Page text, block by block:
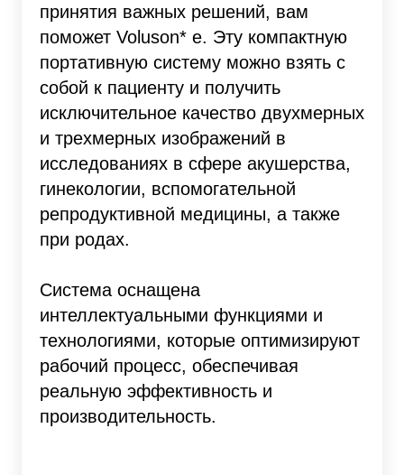
принятия важных решений, вам
поможет Voluson* e. Эту компактную
портативную систему можно взять с
собой к пациенту и получить
исключительное качество двухмерных
и трехмерных изображений в
исследованиях в сфере акушерства,
гинекологии, вспомогательной
репродуктивной медицины, а также
при родах.
Система оснащена
интеллектуальными функциями и
технологиями, которые оптимизируют
рабочий процесс, обеспечивая
реальную эффективность и
производительность.